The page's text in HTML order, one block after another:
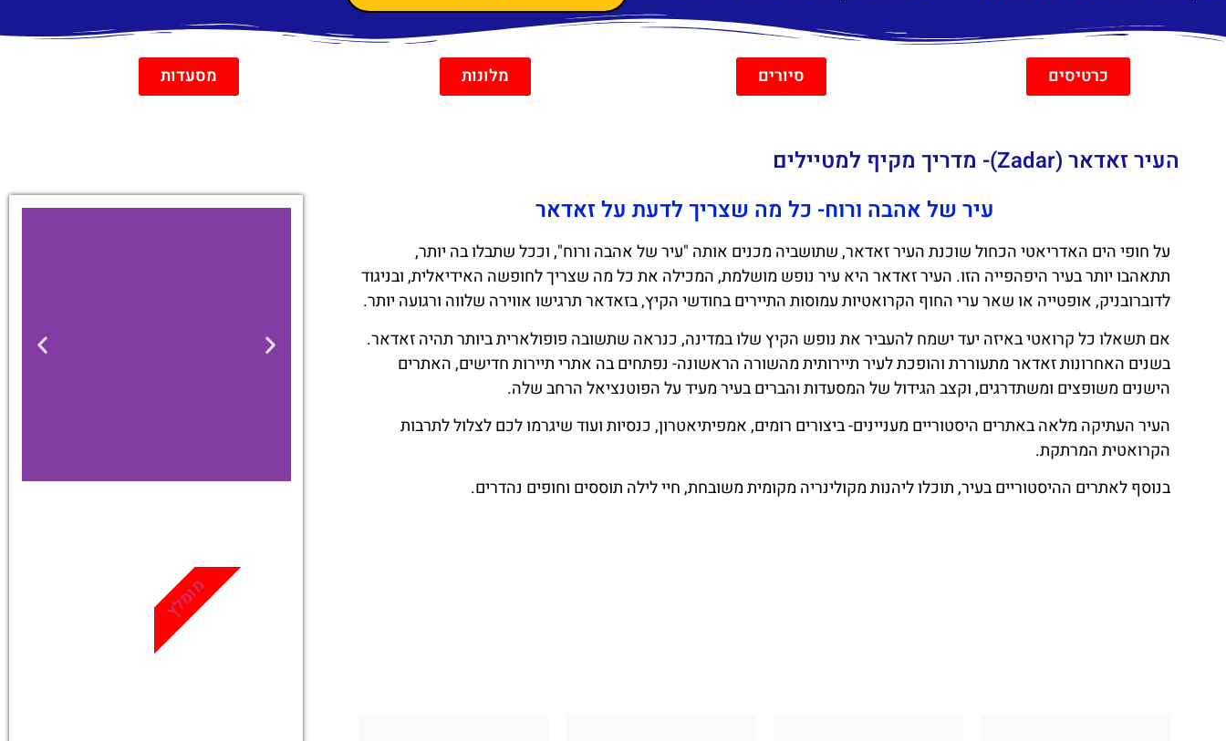
כרטיסים סיורים מלונות מסעדות
העיר זאדאר (Zadar)- מדריך מקיף למטיילים
עיר של אהבה ורוח- כל מה שצריך לדעת על זאדאר
על חופי הים האדריאטי הכחול שוכנת העיר זאדאר, שתושביה מכנים אותה "עיר של אהבה ורוח", וככל שתבלו בה יותר,
תתאהבו יותר בעיר היפהפייה הזו. העיר זאדאר היא עיר נופש מושלמת, המכילה את כל מה שצריך לחופשה האידיאלית, ובניגוד
לדוברובניק, אופטייה או שאר ערי החוף הקרואטיות עמוסות התיירים בחודשי הקיץ, בזאדאר תרגישו אווירה שלווה ורגועה יותר.
אם תשאלו כל קרואטי באיזה יעד ישמח להעביר את נופש הקיץ שלו במדינה, כנראה שתשובה פופולארית ביותר תהיה זאדאר.
בשנים האחרונות זאדאר מתעוררת והופכת לעיר תיירותית מהשורה הראשונה- נפתחים בה אתרי תיירות חדישים, האתרים
הישנים משופצים ומשתדרגים, וקצב הגידול של המסעדות והברים בעיר מעיד על הפוטנציאל הרחב שלה.
העיר העתיקה מלאה באתרים היסטוריים מעניינים- ביצורים רומים, אמפיתיאטרון, כנסיות ועוד שיגרמו לכם לצלול לתרבות
הקרואטית המרתקת.
בנוסף לאתרים ההיסטוריים בעיר, תוכלו ליהנות מקולינריה מקומית משובחת, חיי לילה תוססים וחופים נהדרים.
מגוון פעילויות
ואטרקציות
שאסור לפספס
לחצו פה!
מומלץ